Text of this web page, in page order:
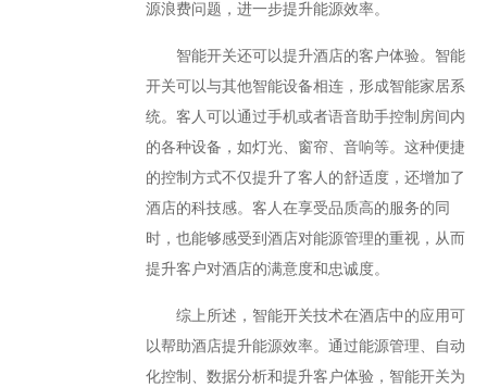
源浪费问题，进一步提升能源效率。
智能开关还可以提升酒店的客户体验。智能
开关可以与其他智能设备相连，形成智能家居系
统。客人可以通过手机或者语音助手控制房间内
的各种设备，如灯光、窗帘、音响等。这种便捷
的控制方式不仅提升了客人的舒适度，还增加了
酒店的科技感。客人在享受品质高的服务的同
时，也能够感受到酒店对能源管理的重视，从而
提升客户对酒店的满意度和忠诚度。
综上所述，智能开关技术在酒店中的应用可
以帮助酒店提升能源效率。通过能源管理、自动
化控制、数据分析和提升客户体验，智能开关为